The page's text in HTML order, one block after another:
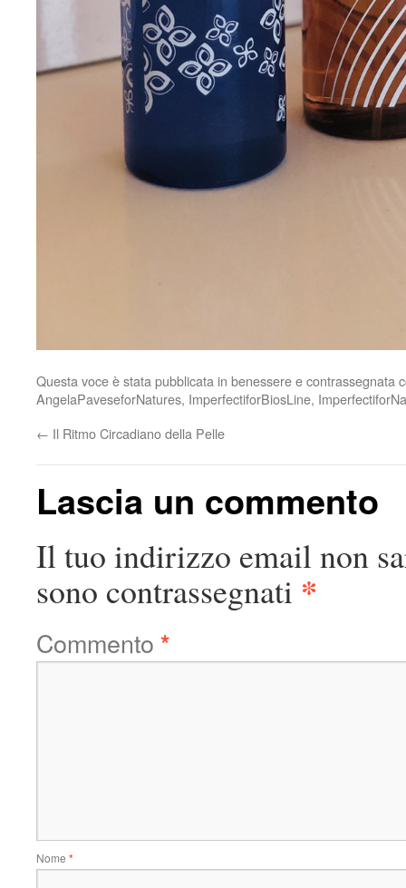
Questa voce è stata pubblicata in benesseree contrassegnata
AngelaPaveseforNatures, ImperfectiforBiosLine,
← Il Ritmo Circadiano della Pelle
Lascia un commento
Il tuo indirizzo email non
sono contrassegnati *
Commento *
Nome *